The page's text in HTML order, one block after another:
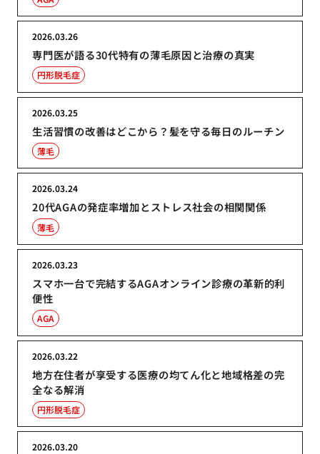
専門医が語る30代特有の薄毛原因と治療の真実
2026.03.26
円形脱毛症
生活習慣の改善はどこから？髪を守る毎日のルーチン
2026.03.25
薄毛
20代AGAの発症率増加とストレス社会の相関関係
2026.03.24
薄毛
スマホ一台で完結するAGAオンライン診療の革新的利
便性
2026.03.23
AGA
地方在住者が享受する医療の均てん化と地域格差の完
全なる解消
2026.03.22
円形脱毛症
2026.03.20